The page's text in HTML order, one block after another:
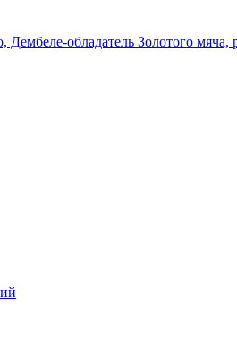
обладатель Золотого мяча,